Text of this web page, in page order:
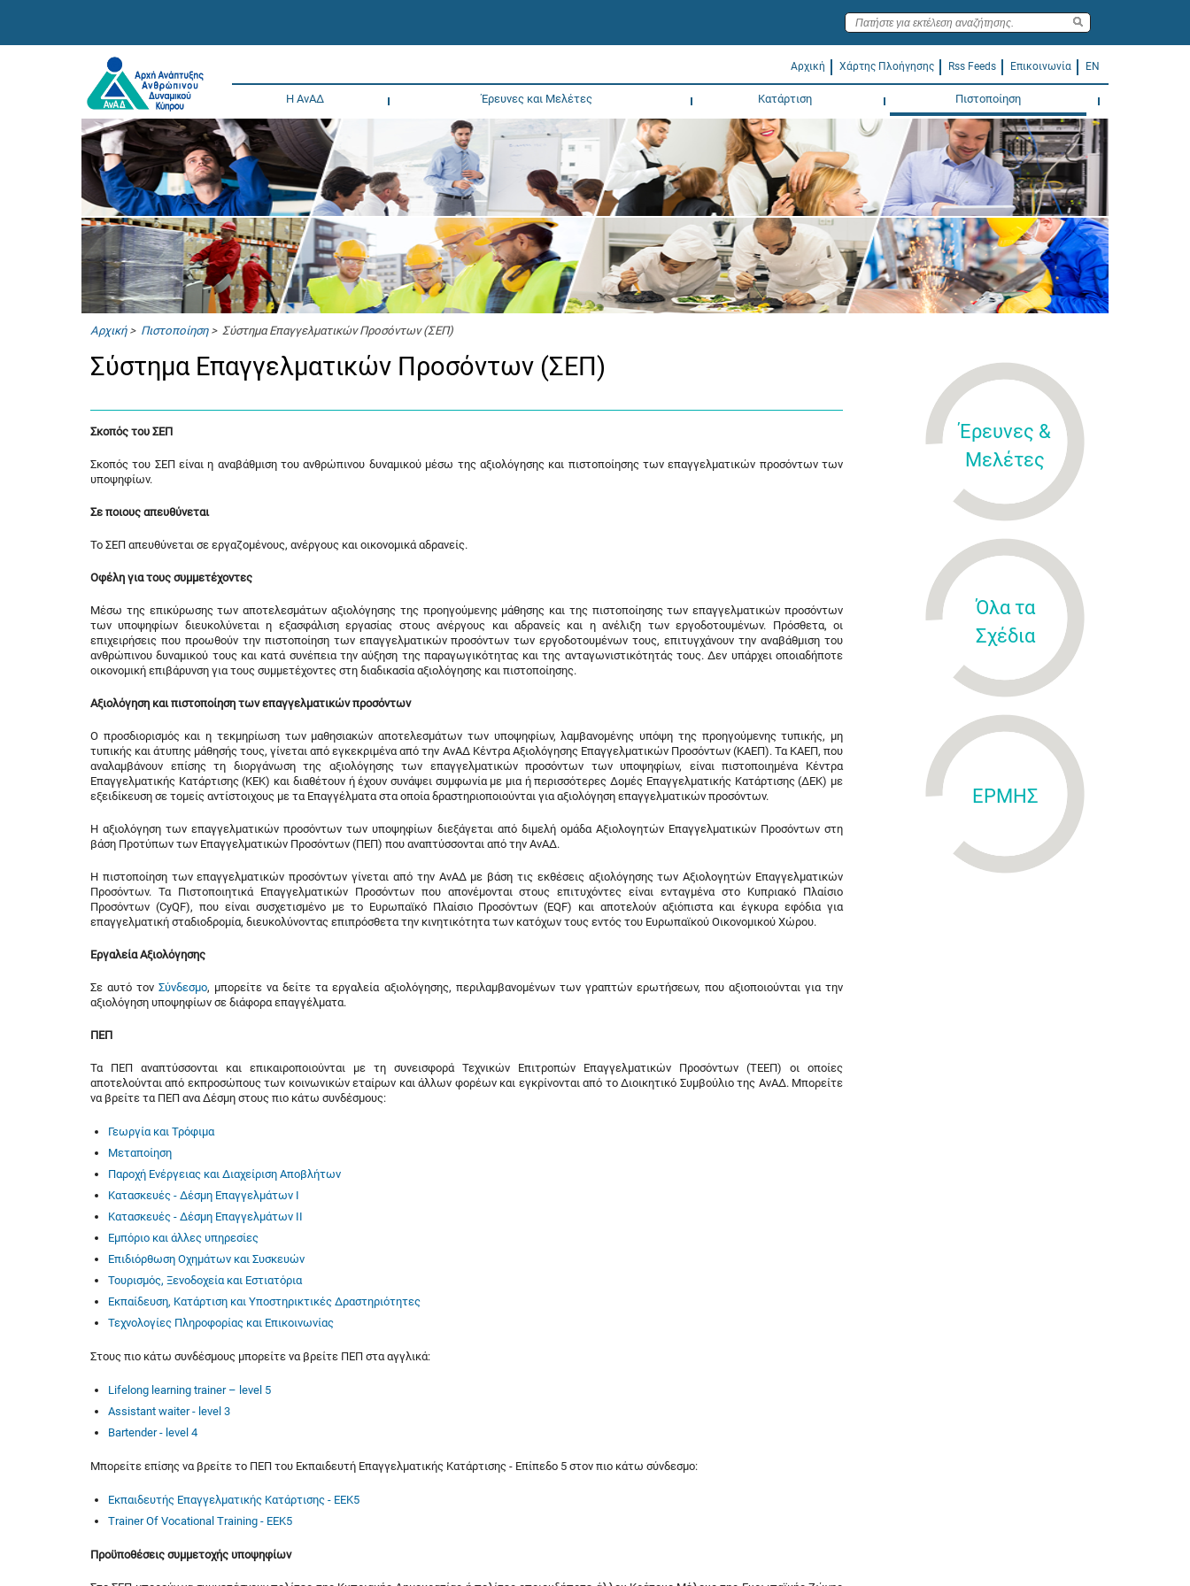
Αρχική Χάρτης Πλοήγησης Rss Feeds Επικοινωνία EN
Η ΑνΑΔ Έρευνες και Μελέτες Κατάρτιση Πιστοποίηση
Αρχική> Πιστοποίηση> Σύστημα Επαγγελματικών Προσόντων (ΣΕΠ)
Σύστημα Επαγγελματικών Προσόντων (ΣΕΠ)
Σκοπός του ΣΕΠ
Σκοπός του ΣΕΠ είναι η αναβάθμιση του ανθρώπινου δυναμικού μέσω της αξιολόγησης και πιστοποίησης των επαγγελματικών προσόντων των
υποψηφίων.
Σε ποιους απευθύνεται
Το ΣΕΠ απευθύνεται σε εργαζομένους, ανέργους και οικονομικά αδρανείς.
Οφέλη για τους συμμετέχοντες
Μέσω της επικύρωσης των αποτελεσμάτων αξιολόγησης της προηγούμενης μάθησης και της πιστοποίησης των επαγγελματικών προσόντων
των υποψηφίων διευκολύνεται η εξασφάλιση εργασίας στους ανέργους και αδρανείς και η ανέλιξη των εργοδοτουμένων. Πρόσθετα, οι
επιχειρήσεις που προωθούν την πιστοποίηση των επαγγελματικών προσόντων των εργοδοτουμένων τους, επιτυγχάνουν την αναβάθμιση του
ανθρώπινου δυναμικού τους και κατά συνέπεια την αύξηση της παραγωγικότητας και της ανταγωνιστικότητάς τους. Δεν υπάρχει οποιαδήποτε
οικονομική επιβάρυνση για τους συμμετέχοντες στη διαδικασία αξιολόγησης και πιστοποίησης.
Αξιολόγηση και πιστοποίηση των επαγγελματικών προσόντων
Ο προσδιορισμός και η τεκμηρίωση των μαθησιακών αποτελεσμάτων των υποψηφίων, λαμβανομένης υπόψη της προηγούμενης τυπικής, μη
τυπικής και άτυπης μάθησής τους, γίνεται από εγκεκριμένα από την ΑνΑΔ Κέντρα Αξιολόγησης Επαγγελματικών Προσόντων (ΚΑΕΠ). Τα ΚΑΕΠ, που
αναλαμβάνουν επίσης τη διοργάνωση της αξιολόγησης των επαγγελματικών προσόντων των υποψηφίων, είναι πιστοποιημένα Κέντρα
Επαγγελματικής Κατάρτισης (ΚΕΚ) και διαθέτουν ή έχουν συνάψει συμφωνία με μια ή περισσότερες Δομές Επαγγελματικής Κατάρτισης (ΔΕΚ) με
εξειδίκευση σε τομείς αντίστοιχους με τα Επαγγέλματα στα οποία δραστηριοποιούνται για αξιολόγηση επαγγελματικών προσόντων.
Η αξιολόγηση των επαγγελματικών προσόντων των υποψηφίων διεξάγεται από διμελή ομάδα Αξιολογητών Επαγγελματικών Προσόντων στη
βάση Προτύπων των Επαγγελματικών Προσόντων (ΠΕΠ) που αναπτύσσονται από την ΑνΑΔ.
Η πιστοποίηση των επαγγελματικών προσόντων γίνεται από την ΑνΑΔ με βάση τις εκθέσεις αξιολόγησης των Αξιολογητών Επαγγελματικών
Προσόντων. Τα Πιστοποιητικά Επαγγελματικών Προσόντων που απονέμονται στους επιτυχόντες είναι ενταγμένα στο Κυπριακό Πλαίσιο
Προσόντων (CyQF), που είναι συσχετισμένο με το Ευρωπαϊκό Πλαίσιο Προσόντων (EQF) και αποτελούν αξιόπιστα και έγκυρα εφόδια για
επαγγελματική σταδιοδρομία, διευκολύνοντας επιπρόσθετα την κινητικότητα των κατόχων τους εντός του Ευρωπαϊκού Οικονομικού Χώρου.
Εργαλεία Αξιολόγησης
Σε αυτό τονΣύνδεσμο, μπορείτε να δείτε τα εργαλεία αξιολόγησης, περιλαμβανομένων των γραπτών ερωτήσεων, που αξιοποιούνται για την
αξιολόγηση υποψηφίων σε διάφορα επαγγέλματα.
ΠΕΠ
Τα ΠΕΠ αναπτύσσονται και επικαιροποιούνται με τη συνεισφορά Τεχνικών Επιτροπών Επαγγελματικών Προσόντων (ΤΕΕΠ) οι οποίες
αποτελούνται από εκπροσώπους των κοινωνικών εταίρων και άλλων φορέων και εγκρίνονται από το Διοικητικό Συμβούλιο της ΑνΑΔ. Μπορείτε
να βρείτε τα ΠΕΠ ανα Δέσμη στους πιο κάτω συνδέσμους:
Γεωργία και Τρόφιμα
Μεταποίηση
Παροχή Ενέργειας και Διαχείριση Αποβλήτων
Κατασκευές - Δέσμη Επαγγελμάτων Ι
Κατασκευές - Δέσμη Επαγγελμάτων ΙΙ
Εμπόριο και άλλες υπηρεσίες
Επιδιόρθωση Οχημάτων και Συσκευών
Τουρισμός, Ξενοδοχεία και Εστιατόρια
Εκπαίδευση, Κατάρτιση και Υποστηρικτικές Δραστηριότητες
Τεχνολογίες Πληροφορίας και Επικοινωνίας
Στους πιο κάτω συνδέσμους μπορείτε να βρείτε ΠΕΠ στα αγγλικά:
Lifelong learning trainer – level 5
Assistant waiter - level 3
Bartender - level 4
Μπορείτε επίσης να βρείτε το ΠΕΠ του Εκπαιδευτή Επαγγελματικής Κατάρτισης - Επίπεδο 5 στον πιο κάτω σύνδεσμο:
Εκπαιδευτής Επαγγελματικής Κατάρτισης - ΕΕΚ5
Trainer Of Vocational Training - EEK5
Προϋποθέσεις συμμετοχής υποψηφίων
Έρευνες &
Μελέτες
Όλα τα
Σχέδια
ΕΡΜΗΣ